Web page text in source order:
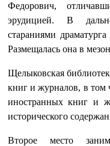
Федорович,
эрудицией. В
стараниями
Размещалась она в
Щелыковская
книг и журналов, в том
иностранных книг и
исторического
Второе место